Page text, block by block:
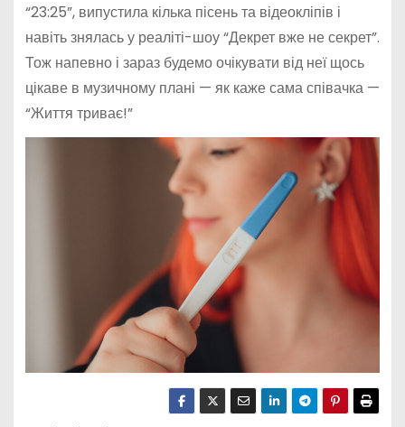
“23:25”, випустила кілька пісень та відеокліпів і
навіть знялась у реаліті-шоу “Декрет вже не секрет”.
Тож напевно і зараз будемо очікувати від неї щось
цікаве в музичному плані — як каже сама співачка —
“Життя триває!”